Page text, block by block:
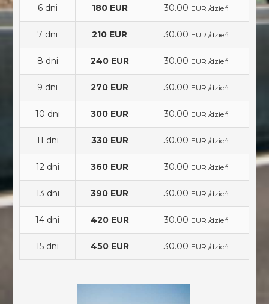
6 dni 180 EUR 30.00 EUR /dzień
7 dni 210 EUR 30.00 EUR /dzień
8 dni 240 EUR 30.00 EUR /dzień
9 dni 270 EUR 30.00 EUR /dzień
10 dni 300 EUR 30.00 EUR /dzień
11 dni 330 EUR 30.00 EUR /dzień
12 dni 360 EUR 30.00 EUR /dzień
13 dni 390 EUR 30.00 EUR /dzień
14 dni 420 EUR 30.00 EUR /dzień
15 dni 450 EUR 30.00 EUR /dzień